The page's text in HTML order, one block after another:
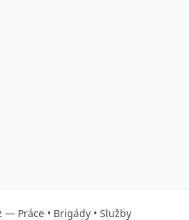
— Práce• Brigády• Služby